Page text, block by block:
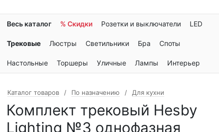
Весь каталог % Скидки Розетки и выключатели LED
Трековые Люстры Светильники Бра Споты
Настольные Торшеры Уличные Лампы Интерьер
Каталог товаров По назначению Для кухни
Комплект трековый Hesby
Lighting №3 однофазная